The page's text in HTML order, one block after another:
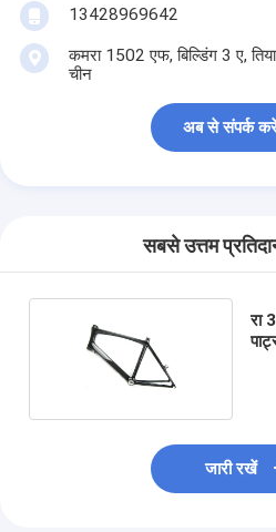
13428969642
कमरा 1502 एफ, बिल्डिंग 3 ए,
चीन
अब से संपर्क
सबसे उत्तम
रा
जारी रखें